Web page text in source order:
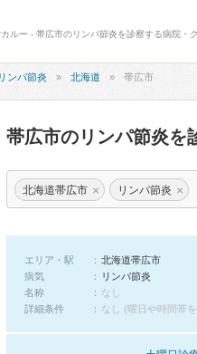
ルー - 帯広市のリンパ節炎を診察する病院・
リンパ節炎 北海道 帯広市
帯広市のリンパ節炎を
北海道帯広市 × リンパ節炎 ×
エリア・駅
北海道帯広市
病気
リンパ節炎
名称
なし
詳細条件
なし (曜日や時間帯